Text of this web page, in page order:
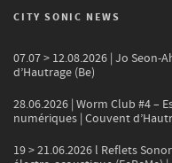
CITY SONIC NEWS
07.07 > 12.08.2026 | Jo Seon-
d’Hautrage (Be)
28.06.2026 | Worm Club #4 –
numériques | Couvent
19 > 21.06.2026 l Reflets